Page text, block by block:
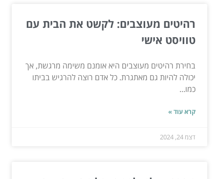
רהיטים מעוצבים: לקשט את הבית עם
טוויסט אישי
בחירת רהיטים מעוצבים היא אומנם משימה מרגשת, אך
יכולה להיות גם מאתגרת. כל אדם רוצה להרגיש בביתו
כמו...
קרא עוד »
דצמ 24, 2024